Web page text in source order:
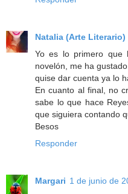
Natalia (Arte Literario)
Yo es lo primero que
novelón, me ha
quise dar cuenta ya lo
En cuanto al final, no
sabe lo que hace
que siguiera contando
Besos
Responder
Margari 1 de junio de